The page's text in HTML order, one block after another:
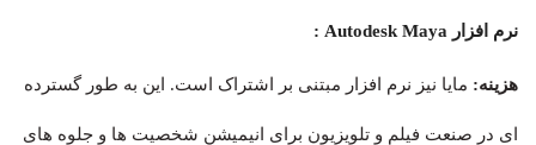
نرم افزار Autodesk Maya :
هزینه: مایا نیز نرم افزار مبتنی بر اشتراک است. این به طور گسترده
ای در صنعت فیلم و تلویزیون برای انیمیشن شخصیت ها و جلوه های